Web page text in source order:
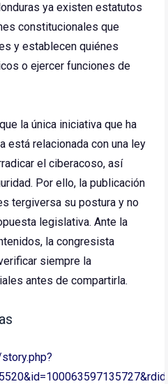
ya existen estatutos
constitucionales que
y establecen quiénes
o ejercer funciones de
la única iniciativa que ha
está relacionada con una ley
el ciberacoso, así
Por ello, la publicación
tergiversa su postura y no
legislativa. Ante la
la congresista
siempre la
antes de compartirla.